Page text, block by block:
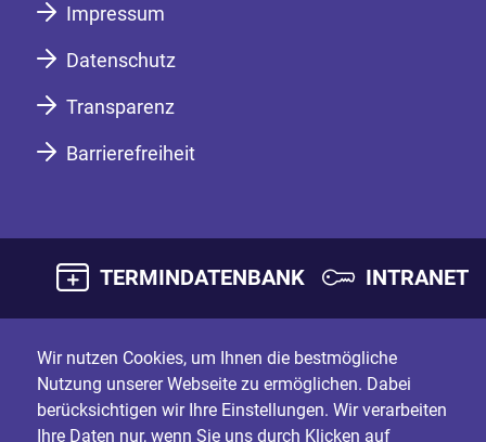
Impressum
Datenschutz
Transparenz
Barrierefreiheit
TERMINDATENBANK INTRANET
Wir nutzen Cookies, um Ihnen die bestmögliche
Nutzung unserer Webseite zu ermöglichen. Dabei
berücksichtigen wir Ihre Einstellungen. Wir verarbeiten
Ihre Daten nur, wenn Sie uns durch Klicken auf